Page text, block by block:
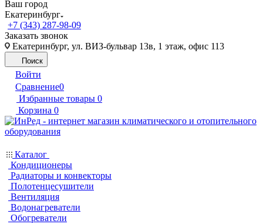
Ваш город
Екатеринбург
+7 (343) 287-98-09
Заказать звонок
Екатеринбург, ул. ВИЗ-бульвар 13в, 1 этаж, офис 113
Поиск
Войти
Сравнение0
Избранные товары 0
Корзина 0
Каталог
Кондиционеры
Радиаторы и конвекторы
Полотенцесушители
Вентиляция
Водонагреватели
Обогреватели